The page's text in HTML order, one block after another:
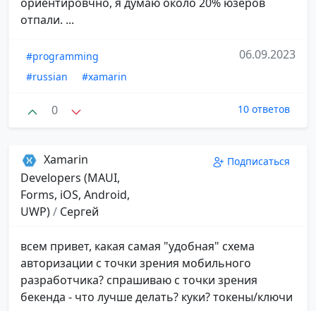
отпали. ...
#programming
#russian
#xamarin
06.09.2023
0 10 ответов
Xamarin
Developers (MAUI,
Forms, iOS, Android,
UWP)/ Сергей
Подписаться
всем привет, какая самая "удобная" схема
авторизации с точки зрения мобильного
разработчика? спрашиваю с точки зрения
бекенда - что лучше делать? куки? токены/ключи